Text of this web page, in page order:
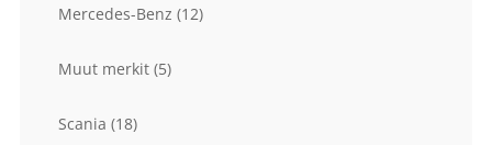
Mercedes-Benz (12)
Muut merkit (5)
Scania (18)